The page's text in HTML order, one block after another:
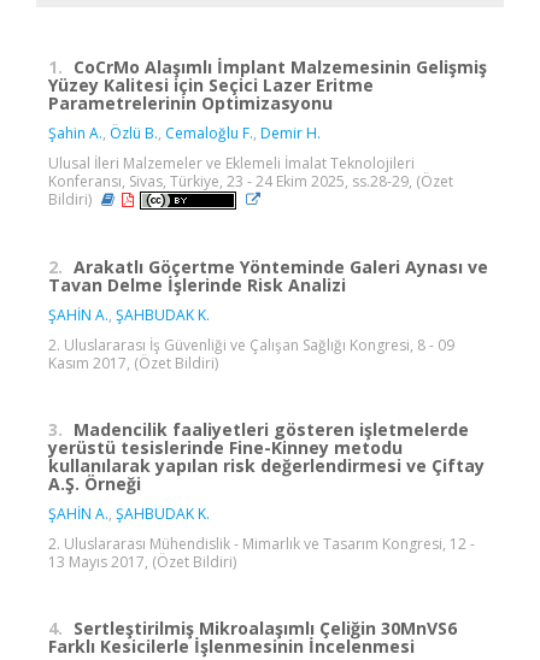
1. CoCrMo Alaşımlı İmplant Malzemesinin Gelişmiş
Yüzey Kalitesi için Seçici Lazer Eritme
Parametrelerinin Optimizasyonu
Şahin A., Özlü B., Cemaloğlu F., Demir H.
Ulusal İleri Malzemeler ve Eklemeli İmalat Teknolojileri
Konferansı, Sivas, Türkiye, 23 - 24 Ekim 2025, ss.28-29, (Özet
Bildiri)
2. Arakatlı Göçertme Yönteminde Galeri Aynası ve
Tavan Delme İşlerinde Risk Analizi
ŞAHİN A., ŞAHBUDAK K.
2. Uluslararası İş Güvenliği ve Çalışan Sağlığı Kongresi, 8 - 09
Kasım 2017, (Özet Bildiri)
3. Madencilik faaliyetleri gösteren işletmelerde
yerüstü tesislerinde Fine-Kinney metodu
kullanılarak yapılan risk değerlendirmesi ve Çiftay
A.Ş. Örneği
ŞAHİN A., ŞAHBUDAK K.
2. Uluslararası Mühendislik - Mimarlık ve Tasarım Kongresi, 12 -
13 Mayıs 2017, (Özet Bildiri)
4. Sertleştirilmiş Mikroalaşımlı Çeliğin 30MnVS6
Farklı Kesicilerle İşlenmesinin İncelenmesi